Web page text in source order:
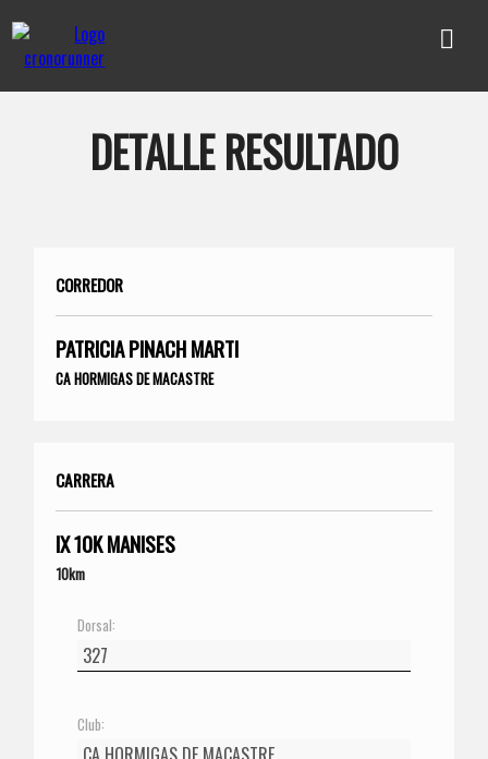
DETALLE RESULTADO
CORREDOR
PATRICIA PINACH MARTI
CA HORMIGAS DE MACASTRE
CARRERA
IX 10K MANISES
10km
Dorsal:
Club: